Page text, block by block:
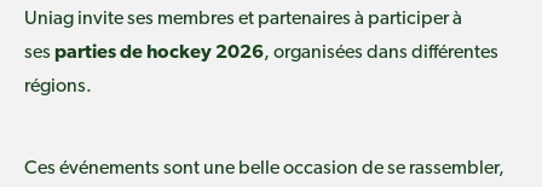
Uniag invite ses membres et partenaires à participer à
ses parties de hockey 2026, organisées dans différentes
régions.
Ces événements sont une belle occasion de se rassembler,